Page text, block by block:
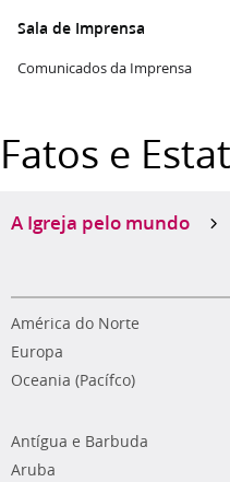
Sala de Imprensa
Comunicados da Imprensa
Fatos e
A Igreja pelo mundo
América do Norte
Europa
Oceania (Pacífco)
Antígua e Barbuda
Aruba